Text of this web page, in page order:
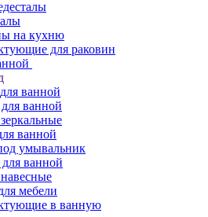
на кухню
для раковин
ванной
ванной
ванной
умывальник
ванной
мебели
в ванную